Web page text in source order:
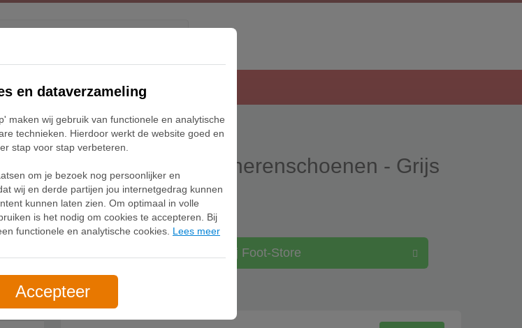
Blog
- Grijs
Nike Lunar Roam herenschoenen - Grijs
DV2440-002
150,00 gratis verzending
Bekijk bij Foot-Store
Waar te koop (1)
en dataverzameling
maken wij gebruik van functionele en analytische
technieken. Hierdoor werkt de website goed en
stap voor stap verbeteren.
om je bezoek nog persoonlijker en
wij en derde partijen jou internetgedrag kunnen
kunnen laten zien. Om optimaal in volle
is het nodig om cookies te accepteren. Bij
functionele en analytische cookies. Lees meer
Accepteer